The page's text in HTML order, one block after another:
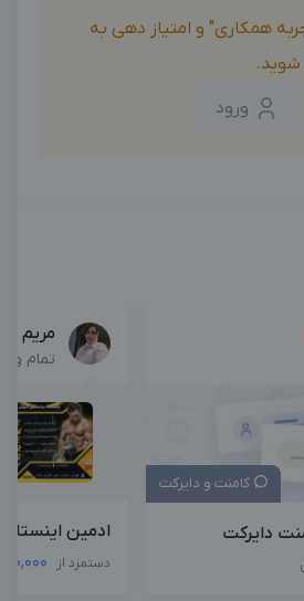
همکاری" و امتیاز دهی به
ورود
کامنت و دایرکت
دایرکت
مریم
تمام
ادمین
دستمزد از